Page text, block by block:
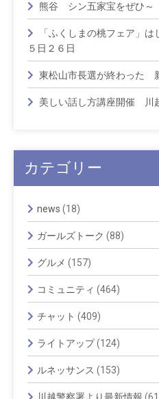
熊谷 シン五家宝をぜひ～
「ふくしまの桃フェア」
５日２６日
東松山市長選が終わった
美しい話し方講座開催 川
カテゴリー
news (18)
ガールズトーク (88)
グルメ (157)
コミュニティ (464)
チャット (409)
ライトアップ(124)
ルネッサンス (153)